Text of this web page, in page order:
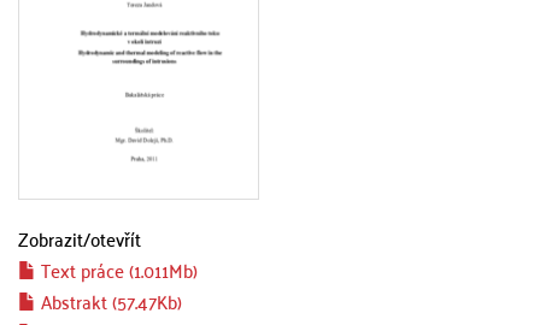
Zobrazit/otevřít
Text práce (1.011Mb)
Abstrakt (57.47Kb)